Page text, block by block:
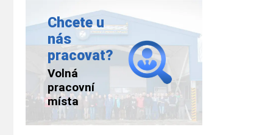
Chcete u
nás
pracovat?
Volná
pracovní
místa